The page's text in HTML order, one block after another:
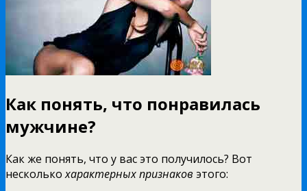
Как понять, что понравилась
мужчине?
Как же понять, что у вас это получилось? Вот
несколькохарактерных признаков этого: